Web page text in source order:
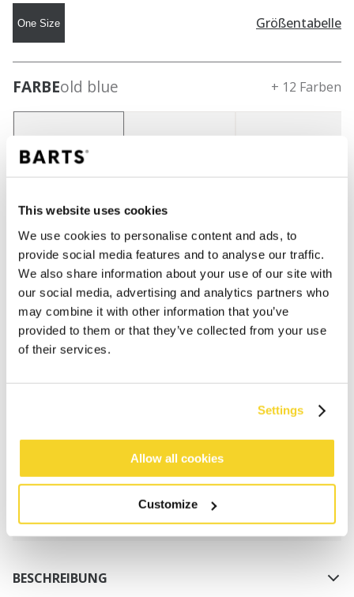
This website uses cookies
We use cookies to personalise content and ads, to
provide social media features and to analyse our traffic.
We also share information about your use of our site with
our social media, advertising and analytics partners who
may combine it with other information that you’ve
provided to them or that they’ve collected from your use
of their services.
Settings
Allow all cookies
Customize
One Size Größentabelle
FARBEold blue + 12 Farben
Freitag) bei uns eingehen, werden noch am selben
Kostenlose Lieferung für Bestellungen über 50€
innerhalb Deutschland
BESCHREIBUNG